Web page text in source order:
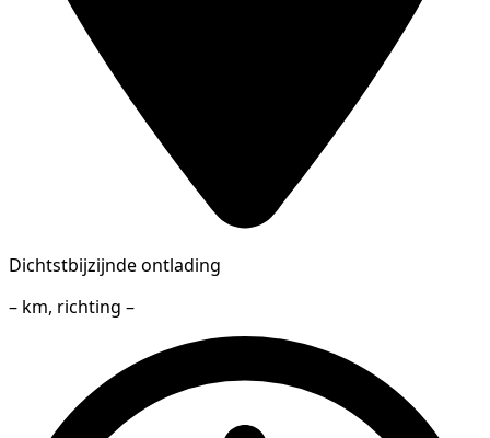
Dichtstbijzijnde ontlading
– km, richting –